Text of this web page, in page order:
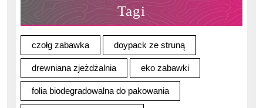
Tagi
czołg zabawka doypack ze struną
drewniana zjeżdżalnia eko zabawki
folia biodegradowalna do pakowania